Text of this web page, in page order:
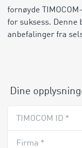
fornøyde
for suksess. Denne
anbefalinger fra
Dine
TIMOCOM ID *
Firma *